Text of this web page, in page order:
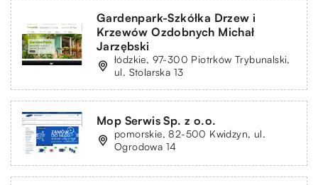
Gardenpark-Szkółka Drzew i
Krzewów Ozdobnych Michał
Jarzębski
łódzkie, 97-300 Piotrków Trybunalski,
ul. Stolarska 13
Mop Serwis Sp. z o.o.
pomorskie, 82-500 Kwidzyn, ul.
Ogrodowa 14